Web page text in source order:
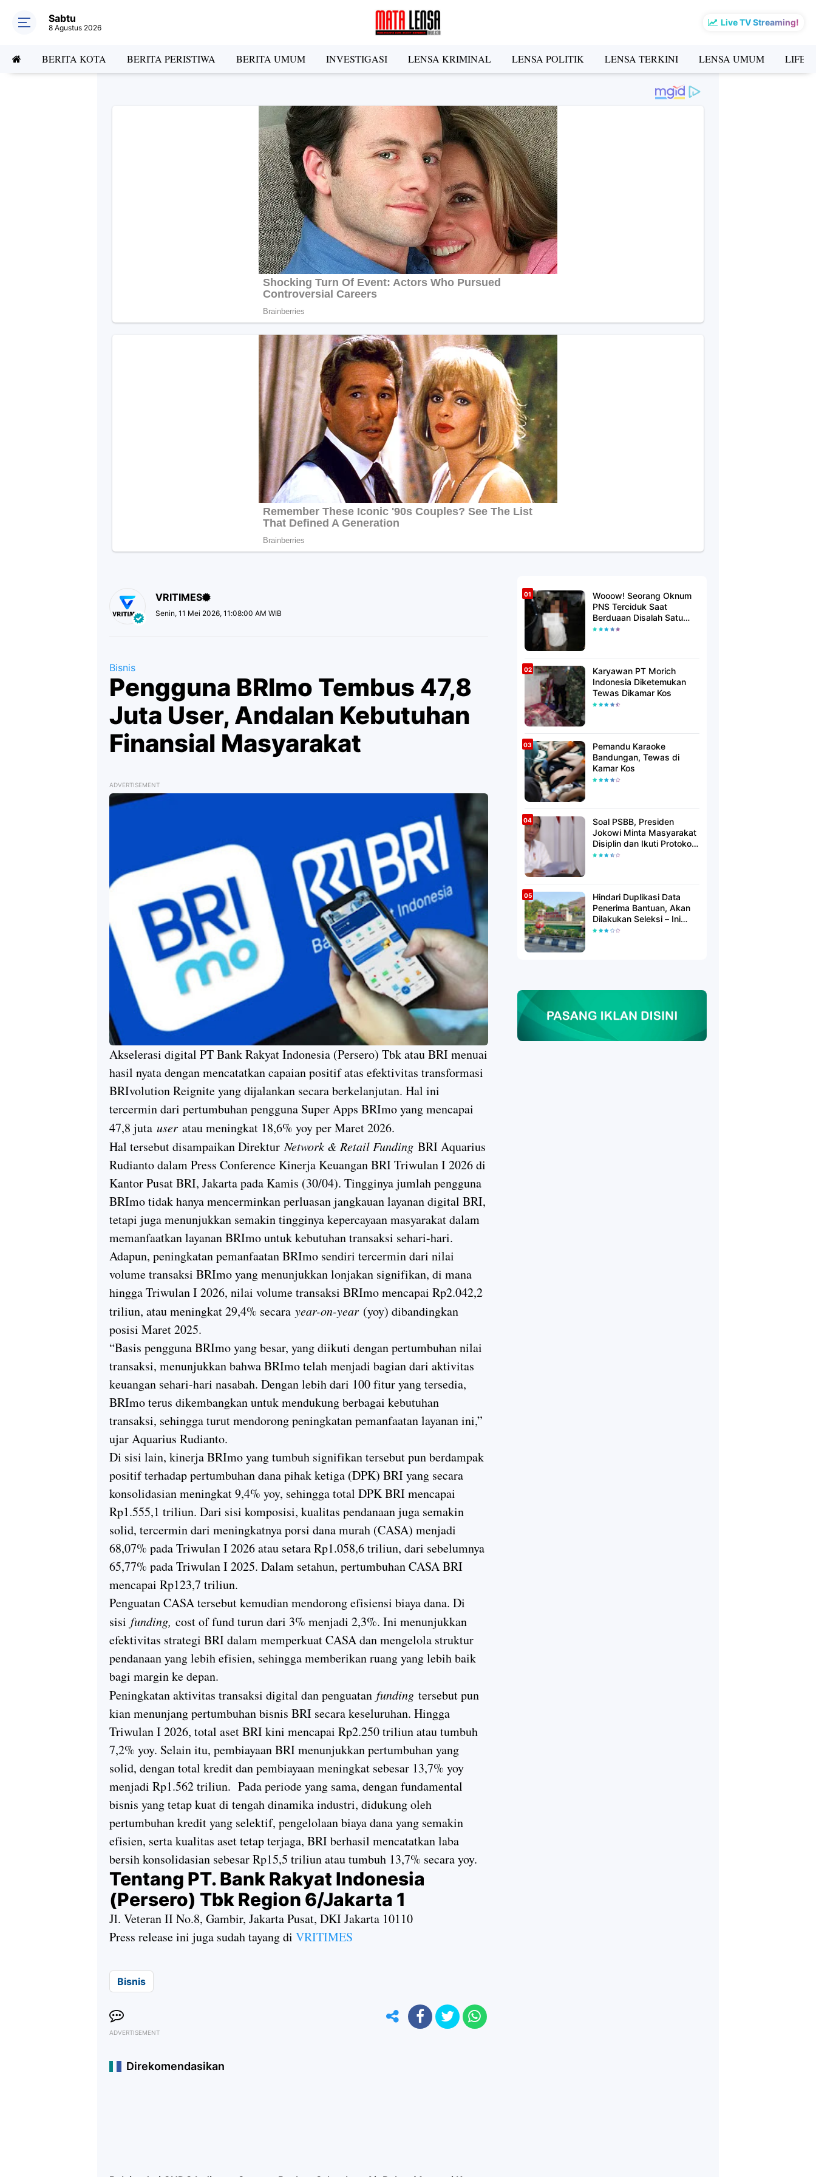
Live TV Streaming!
Sabtu
8 Agustus 2026
BERITA KOTA BERITA PERISTIWA BERITA UMUM INVESTIGASI LENSA KRIMINAL LENSA POLITIK LENSA TERKINI LENSA UMUM
VRITIMES
Senin, 11 Mei 2026, 11:08:00 AM WIB
Bisnis
Pengguna BRImo Tembus 47,8
Juta User, Andalan Kebutuhan
Finansial Masyarakat
ADVERTISEMENT
Akselerasi digital PT Bank Rakyat Indonesia (Persero) Tbk atau BRI menuai
hasil nyata dengan mencatatkan capaian positif atas efektivitas transformasi
BRIvolution Reignite yang dijalankan secara berkelanjutan. Hal ini
tercermin dari pertumbuhan pengguna Super Apps BRImo yang mencapai
47,8 juta user atau meningkat 18,6% yoy per Maret 2026.
Hal tersebut disampaikan DirekturNetwork & Retail Funding BRI Aquarius
Rudianto dalam Press Conference Kinerja Keuangan BRI Triwulan I 2026 di
Kantor Pusat BRI, Jakarta pada Kamis (30/04). Tingginya jumlah pengguna
BRImo tidak hanya mencerminkan perluasan jangkauan layanan digital BRI,
tetapi juga menunjukkan semakin tingginya kepercayaan masyarakat dalam
memanfaatkan layanan BRImo untuk kebutuhan transaksi sehari-hari.
Adapun, peningkatan pemanfaatan BRImo sendiri tercermin dari nilai
volume transaksi BRImo yang menunjukkan lonjakan signifikan, di mana
hingga Triwulan I 2026, nilai volume transaksi BRImo mencapai Rp2.042,2
triliun, atau meningkat 29,4% secara year-on-year (yoy) dibandingkan
posisi Maret 2025.
“Basis pengguna BRImo yang besar, yang diikuti dengan pertumbuhan nilai
transaksi, menunjukkan bahwa BRImo telah menjadi bagian dari aktivitas
keuangan sehari-hari nasabah. Dengan lebih dari 100 fitur yang tersedia,
BRImo terus dikembangkan untuk mendukung berbagai kebutuhan
transaksi, sehingga turut mendorong peningkatan pemanfaatan layanan ini,”
ujar Aquarius Rudianto.
Di sisi lain, kinerja BRImo yang tumbuh signifikan tersebut pun berdampak
positif terhadap pertumbuhan dana pihak ketiga (DPK) BRI yang secara
konsolidasian meningkat 9,4% yoy, sehingga total DPK BRI mencapai
Rp1.555,1 triliun. Dari sisi komposisi, kualitas pendanaan juga semakin
solid, tercermin dari meningkatnya porsi dana murah (CASA) menjadi
68,07% pada Triwulan I 2026 atau setara Rp1.058,6 triliun, dari sebelumnya
65,77% pada Triwulan I 2025. Dalam setahun, pertumbuhan CASA BRI
mencapai Rp123,7 triliun.
Penguatan CASA tersebut kemudian mendorong efisiensi biaya dana. Di
sisi funding, cost of fund turun dari 3% menjadi 2,3%. Ini menunjukkan
efektivitas strategi BRI dalam memperkuat CASA dan mengelola struktur
pendanaan yang lebih efisien, sehingga memberikan ruang yang lebih baik
bagi margin ke depan.
Peningkatan aktivitas transaksi digital dan penguatan funding tersebut pun
kian menunjang pertumbuhan bisnis BRI secara keseluruhan. Hingga
Triwulan I 2026, total aset BRI kini mencapai Rp2.250 triliun atau tumbuh
7,2% yoy. Selain itu, pembiayaan BRI menunjukkan pertumbuhan yang
solid, dengan total kredit dan pembiayaan meningkat sebesar 13,7% yoy
menjadi Rp1.562 triliun. Pada periode yang sama, dengan fundamental
bisnis yang tetap kuat di tengah dinamika industri, didukung oleh
pertumbuhan kredit yang selektif, pengelolaan biaya dana yang semakin
efisien, serta kualitas aset tetap terjaga, BRI berhasil mencatatkan laba
bersih konsolidasian sebesar Rp15,5 triliun atau tumbuh 13,7% secara yoy.
Tentang PT. Bank Rakyat Indonesia
(Persero) Tbk Region 6/Jakarta 1
Jl. Veteran II No.8, Gambir, Jakarta Pusat, DKI Jakarta 10110
Press release ini juga sudah tayang di VRITIMES
Bisnis
ADVERTISEMENT
Direkomendasikan
Wooow! Seorang Oknum
PNS Terciduk Saat
Berduaan Disalah Satu
Kamar Hotel Salatiga
Karyawan PT Morich
Indonesia Diketemukan
Tewas Dikamar Kos
Pemandu Karaoke
Bandungan, Tewas di
Kamar Kos
Soal PSBB, Presiden
Jokowi Minta Masyarakat
Disiplin dan Ikuti Protokol
Kesehatan
Hindari Duplikasi Data
Penerima Bantuan, Akan
Dilakukan Seleksi – Ini
Penjelasanya